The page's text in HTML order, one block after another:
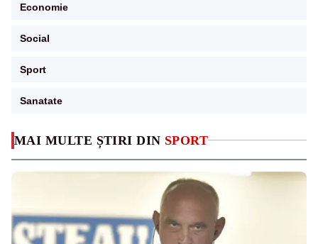
MAI MULTE ȘTIRI DIN SPORT
Economie
Social
Sport
Sanatate